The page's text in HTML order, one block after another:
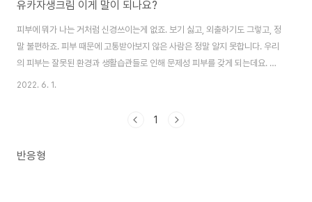
유카자생크림 이게 말이 되나요?
피부에 뭐가 나는 거처럼 신경쓰이는게 없죠. 보기 싫고, 외출하기도 그렇고, 정
말 불편하죠. 피부 때문에 고통받아보지 않은 사람은 정말 알지 못합니다. 우리
의 피부는 잘못된 환경과 생활습관들로 인해 문제성 피부를 갖게 되는데요. 이
물음에 해답을 찾은 바로 그 크림, 코비엔에서 만든 유카자생크림이랍니다. 크
림은 어떤 크림이길래 이토록 열광하는지 여기서 자세히 알아볼게요. 유카자생
사용하여 피부보습과 진정을 통해 문제성 피부를 완화하고 치료할수 있는 크림
2022. 6. 1.
1
반응형